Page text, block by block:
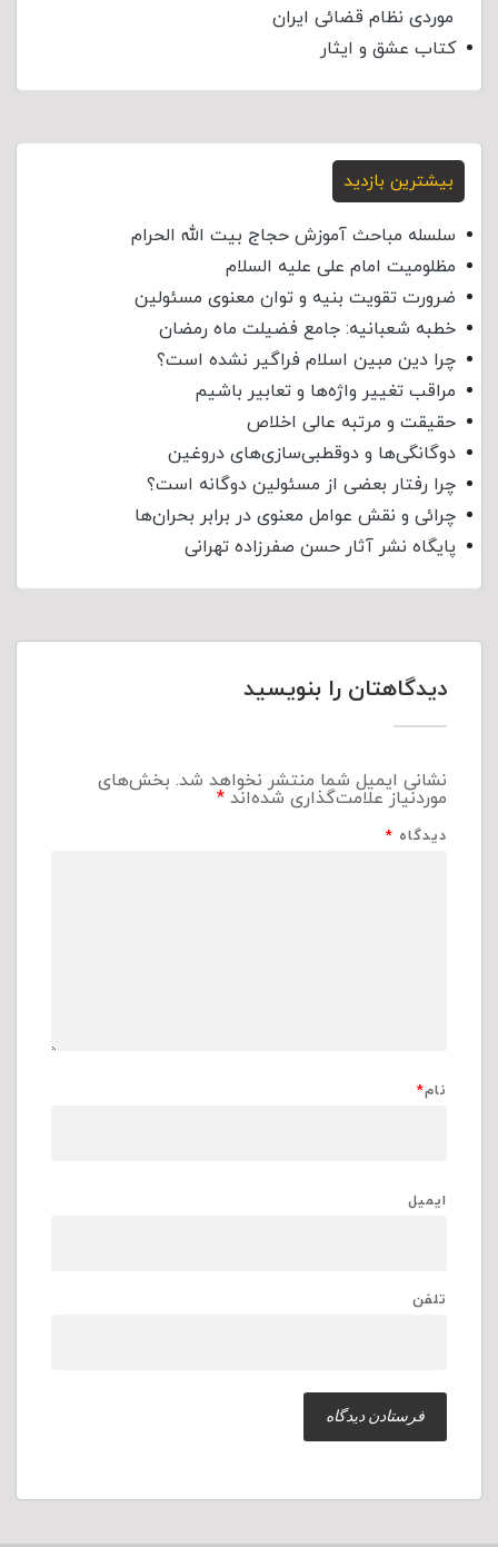
موردی نظام قضائی ایران
کتاب عشق و ایثار
بیشترین بازدید
سلسله مباحث آموزش حجاج بیت الله الحرام
مظلومیت امام علی علیه السلام
ضرورت تقویت بنیه و توان معنوی مسئولین
خطبه شعبانیه: جامع فضیلت ماه رمضان
چرا دین مبین اسلام فراگیر نشده است؟
مراقب تغییر واژه‌ها و تعابیر باشیم
حقیقت و مرتبه عالی اخلاص
دوگانگی‌ها و دوقطبی‌سازی‌های دروغین
چرا رفتار بعضی از مسئولین دوگانه است؟
چرائی و نقش عوامل معنوی در برابر بحران‌ها
پایگاه نشر آثار حسن صفرزاده تهرانی
دیدگاهتان را بنویسید
نشانی ایمیل شما منتشر نخواهد شد. بخش‌های
موردنیاز علامت‌گذاری شده‌اند*
دیدگاه *
نام*
ایمیل
تلفن